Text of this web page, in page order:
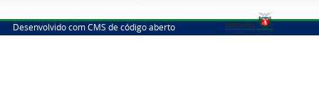
Desenvolvido com CMS de código aberto